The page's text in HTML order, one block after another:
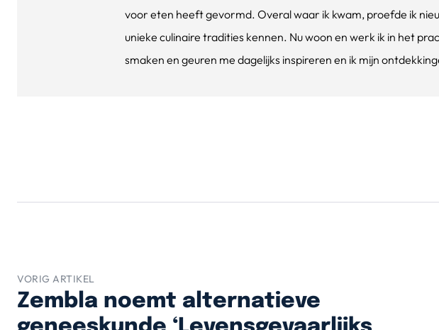
voor eten heeft gevormd. Overal waar ik kwam, proefde ik
unieke culinaire tradities kennen. Nu woon en werk ik in het
smaken en geuren me dagelijks inspireren en ik mijn
VORIG ARTIKEL
Zembla noemt alternatieve